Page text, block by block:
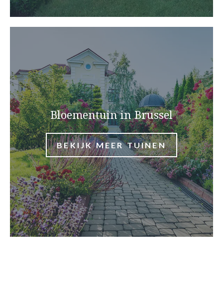
Bloementuin in Brussel
BEKIJK MEER TUINEN